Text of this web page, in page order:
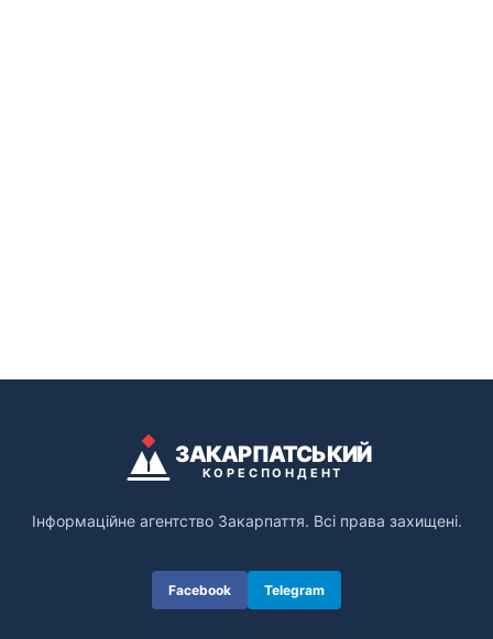
ЗАКАРПАТСЬКИЙ
КОРЕСПОНДЕНТ
Інформаційне агентство Закарпаття. Всі права захищені.
Facebook Telegram